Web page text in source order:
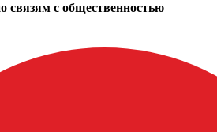
связям с общественностью